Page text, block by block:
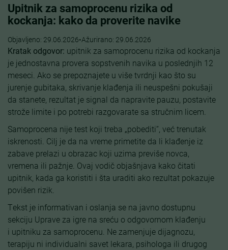
Upitnik za samoprocenu rizika od
kockanja: kako da proverite navike
Objavljeno: 29.06.2026•Ažurirano: 29.06.2026
Kratak odgovor: upitnik za samoprocenu rizika od kockanja
je jednostavna provera sopstvenih navika u poslednjih 12
meseci. Ako se prepoznajete u više tvrdnji kao što su
jurenje gubitaka, skrivanje klađenja ili neuspešni pokušaji
da stanete, rezultat je signal da napravite pauzu, postavite
strože limite i po potrebi razgovarate sa stručnim licem.
Samoprocena nije test koji treba „pobediti”, već trenutak
iskrenosti. Cilj je da na vreme primetite da li klađenje iz
zabave prelazi u obrazac koji uzima previše novca,
vremena ili pažnje. Ovaj vodič objašnjava kako čitati
upitnik, kada ga koristiti i šta uraditi ako rezultat pokazuje
povišen rizik.
Tekst je informativan i oslanja se na javno dostupnu
sekciju Uprave za igre na sreću o odgovornom klađenju
i upitniku za samoprocenu. Ne zamenjuje dijagnozu,
terapiju ni individualni savet lekara, psihologa ili drugog